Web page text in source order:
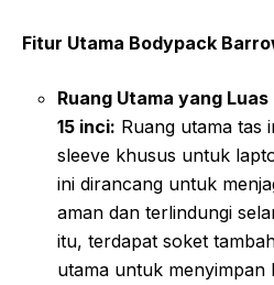
Fitur Utama Bodypack
Ruang Utama yang
15 inci: Ruang utama tas
sleeve khusus untuk
ini dirancang untuk
aman dan terlindungi
itu, terdapat soket
utama untuk